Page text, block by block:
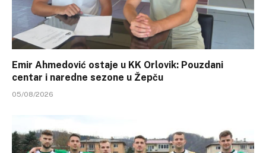
Emir Ahmedović ostaje u KK Orlovik: Pouzdani
centar i naredne sezone u Žepču
05/08/2026